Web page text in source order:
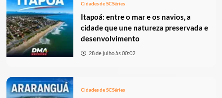
Cidades de SCSéries
Itapoá: entre o mar e os navios, a
cidade que une natureza preservada e
desenvolvimento
28 de julho às 00:02
Cidades de SCSéries